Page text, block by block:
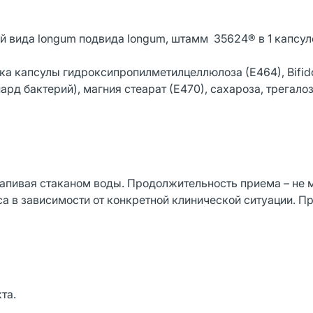
longum подвида longum, штамм 35624® в 1
капсулы гидроксипропилметилцеллюлоза (Е464),
бактерий), магния стеарат (Е470), сахароза,
стаканом воды. Продолжительность приема – не
зависимости от конкретной клинической ситуации.